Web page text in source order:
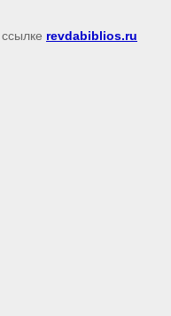
revdabiblios.ru